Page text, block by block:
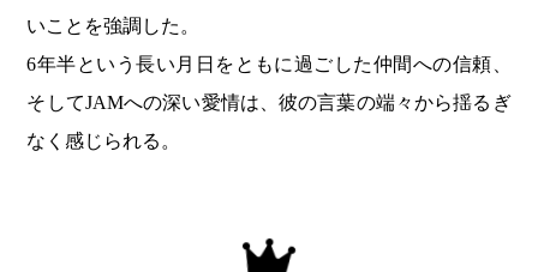
いことを強調した。
6年半という長い月日をともに過ごした仲間への信頼、
そしてJAMへの深い愛情は、彼の言葉の端々から揺るぎ
なく感じられる。